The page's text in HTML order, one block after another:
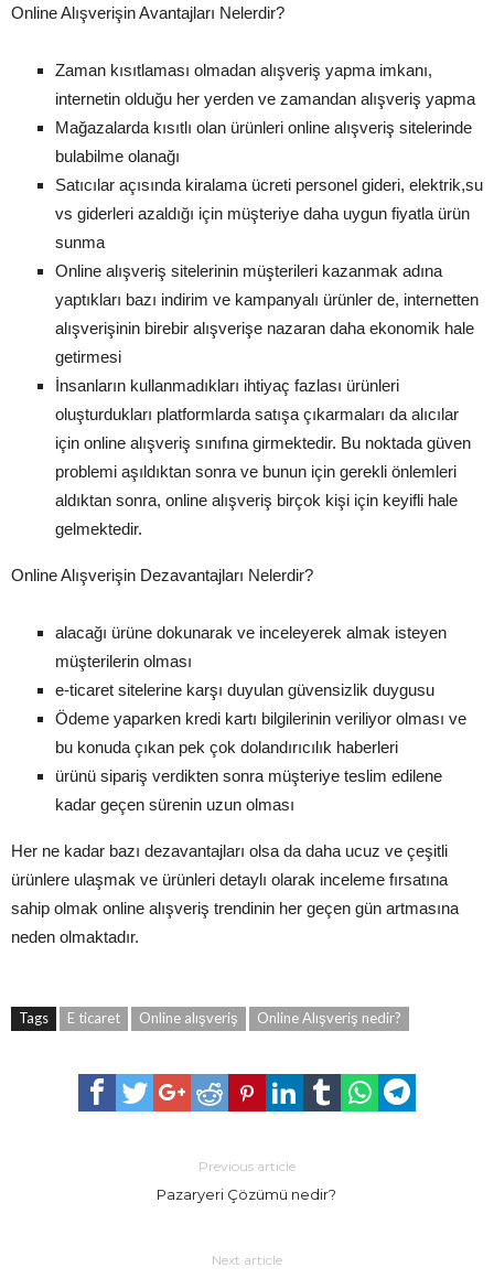
Online Alışverişin Avantajları Nelerdir?
Zaman kısıtlaması olmadan alışveriş yapma imkanı,
internetin olduğu her yerden ve zamandan alışveriş yapma
Mağazalarda kısıtlı olan ürünleri online alışveriş sitelerinde
bulabilme olanağı
Satıcılar açısında kiralama ücreti personel gideri, elektrik,su
vs giderleri azaldığı için müşteriye daha uygun fiyatla ürün
sunma
Online alışveriş sitelerinin müşterileri kazanmak adına
yaptıkları bazı indirim ve kampanyalı ürünler de, internetten
alışverişinin birebir alışverişe nazaran daha ekonomik hale
getirmesi
İnsanların kullanmadıkları ihtiyaç fazlası ürünleri
oluşturdukları platformlarda satışa çıkarmaları da alıcılar
için online alışveriş sınıfına girmektedir. Bu noktada güven
problemi aşıldıktan sonra ve bunun için gerekli önlemleri
aldıktan sonra, online alışveriş birçok kişi için keyifli hale
gelmektedir.
Online Alışverişin Dezavantajları Nelerdir?
alacağı ürüne dokunarak ve inceleyerek almak isteyen
müşterilerin olması
e-ticaret sitelerine karşı duyulan güvensizlik duygusu
Ödeme yaparken kredi kartı bilgilerinin veriliyor olması ve
bu konuda çıkan pek çok dolandırıcılık haberleri
ürünü sipariş verdikten sonra müşteriye teslim edilene
kadar geçen sürenin uzun olması
Her ne kadar bazı dezavantajları olsa da daha ucuz ve çeşitli
ürünlere ulaşmak ve ürünleri detaylı olarak inceleme fırsatına
sahip olmak online alışveriş trendinin her geçen gün artmasına
neden olmaktadır.
Tags E ticaret Online alışveriş Online Alışveriş nedir?
Previous article
Pazaryeri Çözümü nedir?
Next article